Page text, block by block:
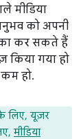
मीडिया
को अपनी
कर सकते हैं
किया गया हो
हो.
लिए, यूज़र
मीडिया